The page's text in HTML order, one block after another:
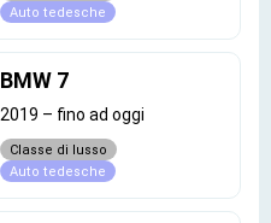
Auto tedesche
BMW 7
2019 – fino ad oggi
Classe di lusso
Auto tedesche